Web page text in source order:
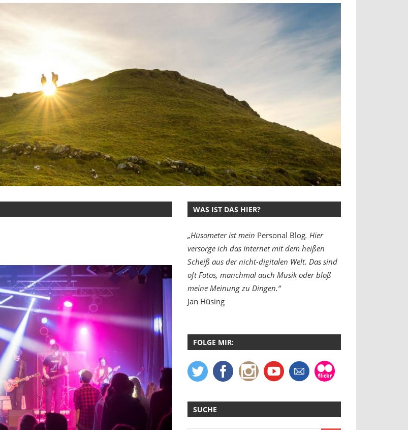
WAS IST DAS HIER?
„Hüsometer ist mein Personal Blog. Hier
versorge ich das Internet mit dem heißen
Scheiß aus der nicht-digitalen Welt. Das sind
oft Fotos, manchmal auch Musik oder bloß
meine Meinung zu Dingen.“
Jan Hüsing
FOLGE MIR:
SUCHE